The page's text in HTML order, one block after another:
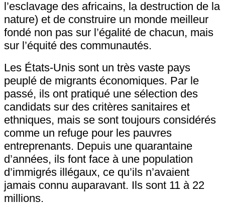
l’esclavage des africains, la destruction de la
nature) et de construire un monde meilleur
fondé non pas sur l’égalité de chacun, mais
sur l’équité des communautés.
Les États-Unis sont un très vaste pays
peuplé de migrants économiques. Par le
passé, ils ont pratiqué une sélection des
candidats sur des critères sanitaires et
ethniques, mais se sont toujours considérés
comme un refuge pour les pauvres
entreprenants. Depuis une quarantaine
d’années, ils font face à une population
d’immigrés illégaux, ce qu’ils n’avaient
jamais connu auparavant. Ils sont 11 à 22
millions.